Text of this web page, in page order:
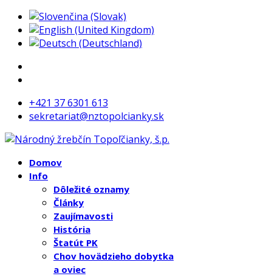
+421 37 6301 613
sekretariat@nztopolcianky.sk
Domov
Info
Dôležité oznamy
Články
Zaujímavosti
História
Štatút PK
Chov hovädzieho dobytka
a oviec